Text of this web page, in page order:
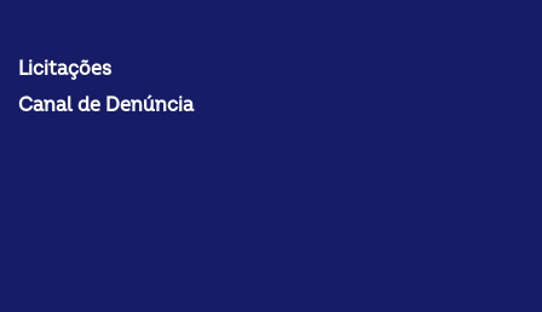
Licitações
Canal de Denúncia